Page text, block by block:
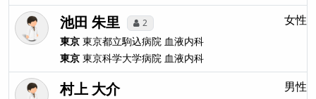
池田 朱里 2
東京 東京都立駒込病院 血液内科
東京 東京科学大学病院 血液内科
女性
村上 大介 男性